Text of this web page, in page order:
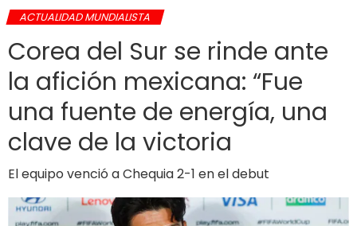
ACTUALIDAD MUNDIALISTA
Corea del Sur se rinde ante
la afición mexicana: “Fue
una fuente de energía, una
clave de la victoria
El equipo venció a Chequia 2-1 en el debut